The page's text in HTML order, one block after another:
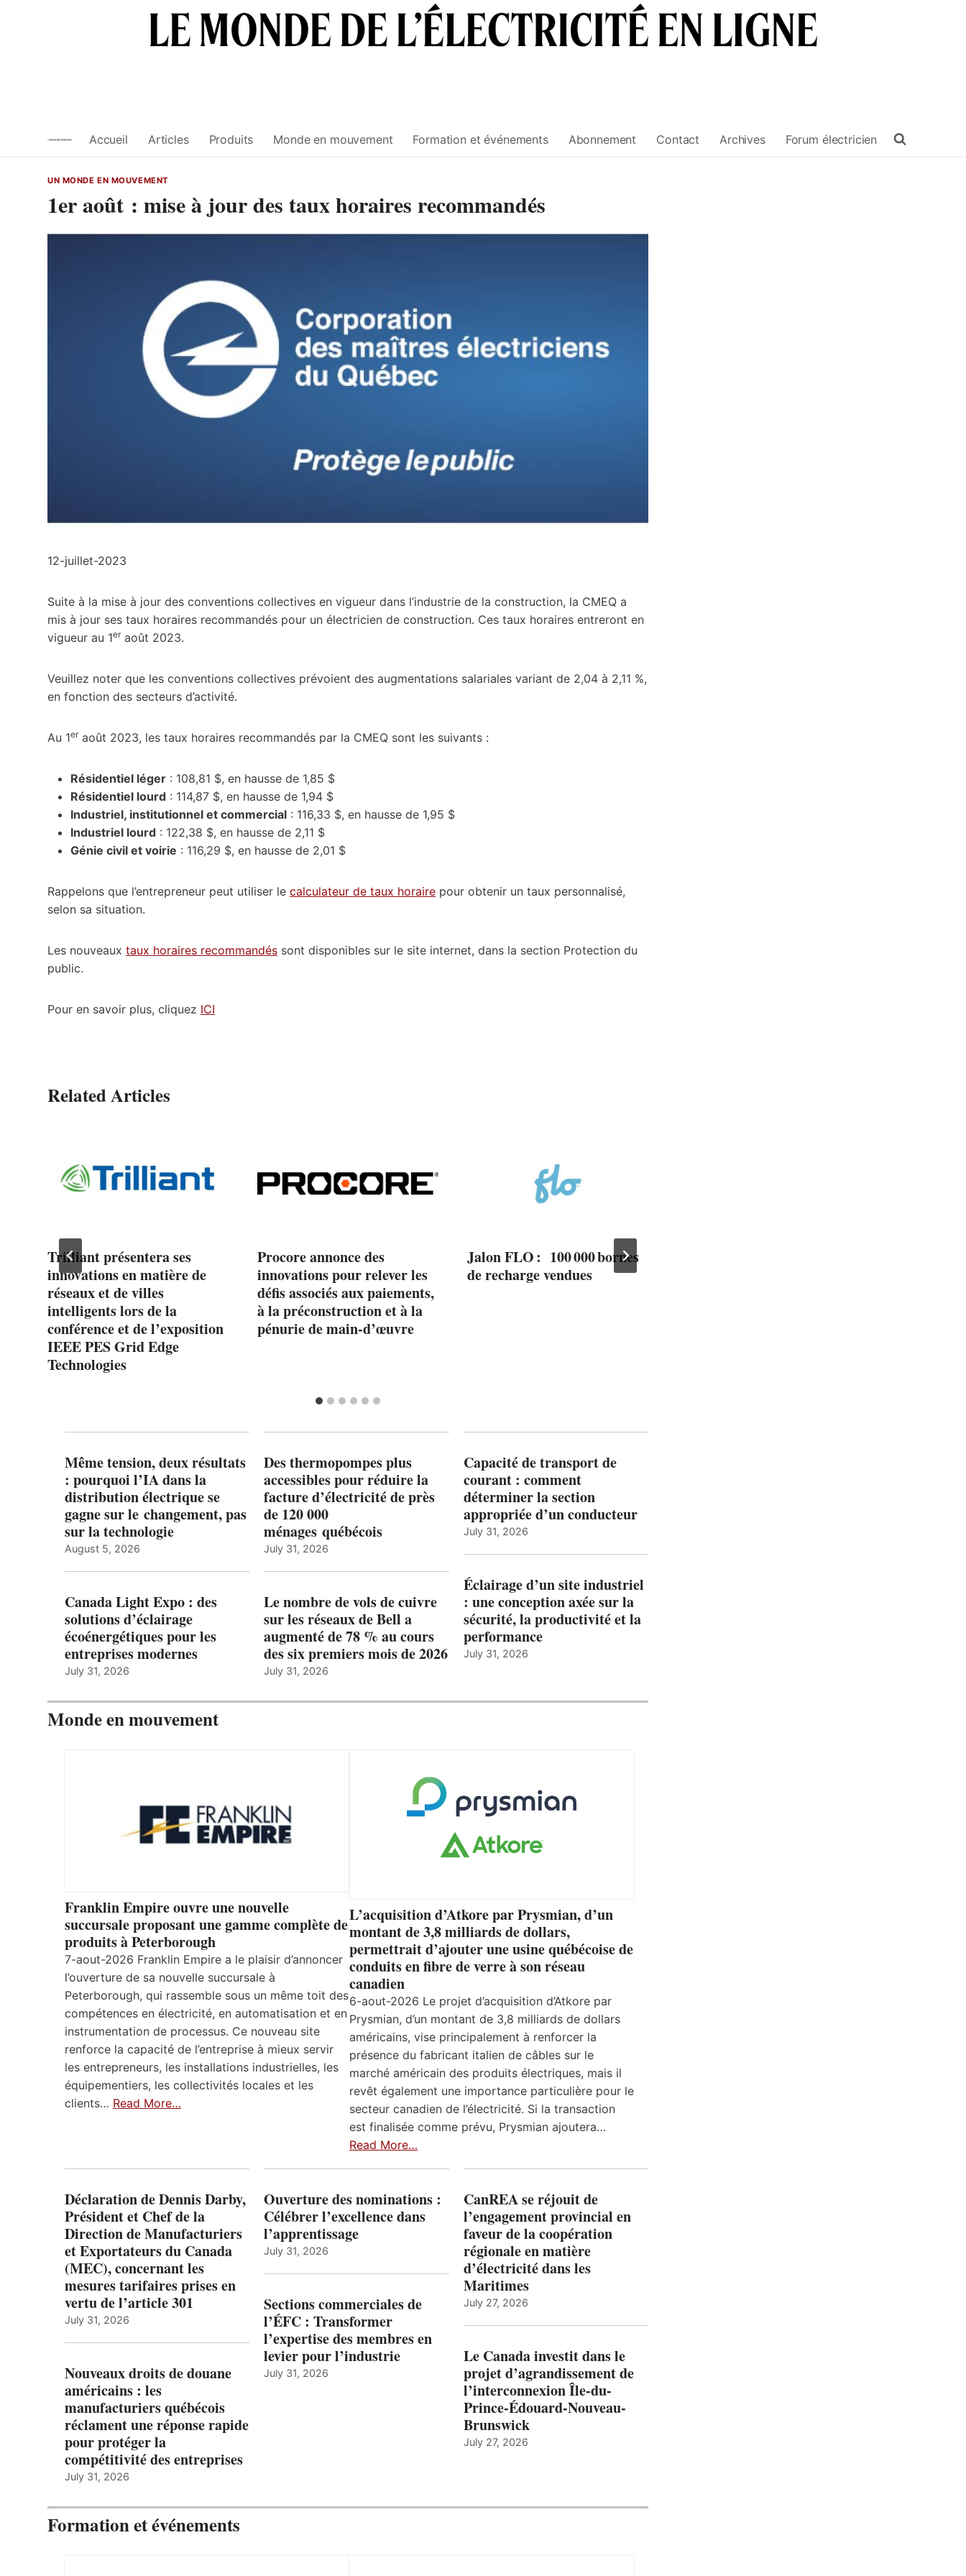
Accueil Articles Produits Monde en mouvement Formation et événements Abonnement Contact Archives Forum électricien
UN MONDE EN MOUVEMENT
1er août : mise à jour des taux horaires recommandés
12-juillet-2023
Suite à la mise à jour des conventions collectives en vigueur dans l’industrie de la construction, la CMEQ a
mis à jour ses taux horaires recommandés pour un électricien de construction. Ces taux horaires entreront en
vigueur au 1er août 2023.
Veuillez noter que les conventions collectives prévoient des augmentations salariales variant de 2,04 à 2,11 %,
en fonction des secteurs d’activité.
Au 1er août 2023, les taux horaires recommandés par la CMEQ sont les suivants :
Résidentiel léger : 108,81 $, en hausse de 1,85 $
Résidentiel lourd : 114,87 $, en hausse de 1,94 $
Industriel, institutionnel et commercial : 116,33 $, en hausse de 1,95 $
Industriel lourd : 122,38 $, en hausse de 2,11 $
Génie civil et voirie : 116,29 $, en hausse de 2,01 $
Rappelons que l’entrepreneur peut utiliser le calculateur de taux horaire pour obtenir un taux personnalisé,
selon sa situation.
Les nouveaux taux horaires recommandés sont disponibles sur le site internet, dans la section Protection du
public.
Pour en savoir plus, cliquez ICI
Related Articles
Trilliant présentera ses
innovations en matière de
réseaux et de villes
intelligents lors de la
conférence et de l’exposition
IEEE PES Grid Edge
Technologies
Procore annonce des
innovations pour relever les
défis associés aux paiements,
à la préconstruction et à la
pénurie de main-d’œuvre
Jalon FLO : 100 000 bornes
de recharge vendues
Même tension, deux résultats
: pourquoi l’IA dans la
distribution électrique se
gagne sur le changement, pas
sur la technologie
August 5, 2026
Canada Light Expo : des
solutions d’éclairage
écoénergétiques pour les
entreprises modernes
July 31, 2026
Des thermopompes plus
accessibles pour réduire la
facture d’électricité de près
de 120 000
ménages québécois
July 31, 2026
Le nombre de vols de cuivre
sur les réseaux de Bell a
augmenté de 78 % au cours
des six premiers mois de 2026
July 31, 2026
Capacité de transport de
courant : comment
déterminer la section
appropriée d’un conducteur
July 31, 2026
Éclairage d’un site industriel
: une conception axée sur la
sécurité, la productivité et la
performance
July 31, 2026
Monde en mouvement
Franklin Empire ouvre une nouvelle
succursale proposant une gamme complète de
produits à Peterborough
7-aout-2026 Franklin Empire a le plaisir d’annoncer
l’ouverture de sa nouvelle succursale à
Peterborough, qui rassemble sous un même toit des
compétences en électricité, en automatisation et en
instrumentation de processus. Ce nouveau site
renforce la capacité de l’entreprise à mieux servir
les entrepreneurs, les installations industrielles, les
équipementiers, les collectivités locales et les
clients… Read More…
L’acquisition d’Atkore par Prysmian, d’un
montant de 3,8 milliards de dollars,
permettrait d’ajouter une usine québécoise de
conduits en fibre de verre à son réseau
canadien
6-aout-2026 Le projet d’acquisition d’Atkore par
Prysmian, d’un montant de 3,8 milliards de dollars
américains, vise principalement à renforcer la
présence du fabricant italien de câbles sur le
marché américain des produits électriques, mais il
revêt également une importance particulière pour le
secteur canadien de l’électricité. Si la transaction
est finalisée comme prévu, Prysmian ajoutera…
Read More…
Déclaration de Dennis Darby,
Président et Chef de la
Direction de Manufacturiers
et Exportateurs du Canada
(MEC), concernant les
mesures tarifaires prises en
vertu de l’article 301
July 31, 2026
Nouveaux droits de douane
américains : les
manufacturiers québécois
réclament une réponse rapide
pour protéger la
compétitivité des entreprises
July 31, 2026
Ouverture des nominations :
Célébrer l’excellence dans
l’apprentissage
July 31, 2026
Sections commerciales de
l’ÉFC : Transformer
l’expertise des membres en
levier pour l’industrie
July 31, 2026
CanREA se réjouit de
l’engagement provincial en
faveur de la coopération
régionale en matière
d’électricité dans les
Maritimes
July 27, 2026
Le Canada investit dans le
projet d’agrandissement de
l’interconnexion Île-du-
Prince-Édouard-Nouveau-
Brunswick
July 27, 2026
Formation et événements